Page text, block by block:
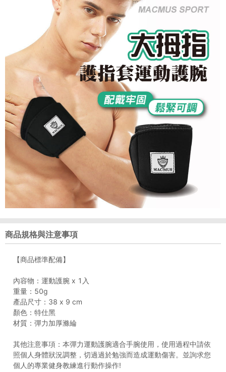
商品規格與注意事項
【商品標準配備】
內容物：運動護腕 x 1入
重量：50g
產品尺寸：38 x 9 cm
顏色：特仕黑
材質：彈力加厚滌綸
其他注意事項：本彈力運動護腕適合手腕使用，使用過程中請依
照個人身體狀況調整，切過過於勉強而造成運動傷害。並詢求您
個人的專業健身教練進行動作操作!